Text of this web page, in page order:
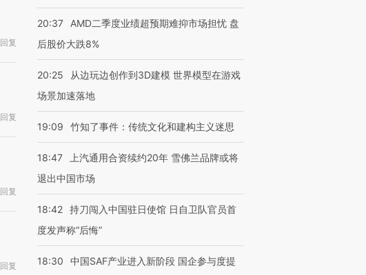
回复
回复
回复
回复
20:37
AMD二季度业绩超预期难抑市场担忧 盘
后股价大跌8%
20:25
从边玩边创作到3D建模 世界模型在游戏
场景加速落地
19:09 竹知了事件：传统文化和建构主义迷思
18:47
上汽通用合资续约20年 雪佛兰品牌或将
退出中国市场
18:42 持刀闯入中国驻日使馆 日自卫队官员首
度发声称“后悔”
18:30
中国SAF产业进入新阶段 国企参与度提